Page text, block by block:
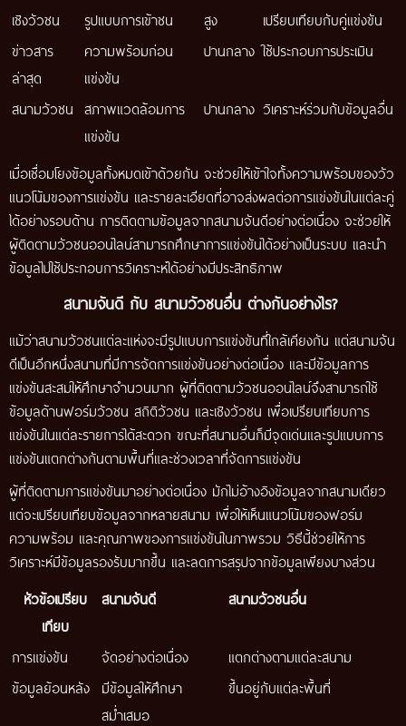
เชิงวัวชน
รูปแบบการเข้าชน สูง
เปรียบเทียบกับคู่แข่งขัน
ข่าวสาร
ล่าสุด
ความพร้อมก่อน
แข่งขัน
ปานกลาง ใช้ประกอบการประเมิน
สนามวัวชน สภาพแวดล้อมการ
แข่งขัน
ปานกลาง วิเคราะห์ร่วมกับข้อมูลอื่น
เมื่อเชื่อมโยงข้อมูลทั้งหมดเข้าด้วยกัน จะช่วยให้เข้าใจทั้งความพร้อมของวัว
แนวโน้มของการแข่งขัน และรายละเอียดที่อาจส่งผลต่อการแข่งขันในแต่ละคู่
ได้อย่างรอบด้าน การติดตามข้อมูลจากสนามจันดีอย่างต่อเนื่อง จะช่วยให้
ผู้ติดตามวัวชนออนไลน์สามารถศึกษาการแข่งขันได้อย่างเป็นระบบ และนำ
ข้อมูลไปใช้ประกอบการวิเคราะห์ได้อย่างมีประสิทธิภาพ
สนามจันดี กับ สนามวัวชนอื่น ต่างกันอย่างไร?
แม้ว่าสนามวัวชนแต่ละแห่งจะมีรูปแบบการแข่งขันที่ใกล้เคียงกัน แต่สนามจัน
ดีเป็นอีกหนึ่งสนามที่มีการจัดการแข่งขันอย่างต่อเนื่อง และมีข้อมูลการ
แข่งขันสะสมให้ศึกษาจำนวนมาก ผู้ที่ติดตามวัวชนออนไลน์จึงสามารถใช้
ข้อมูลด้านฟอร์มวัวชน สถิติวัวชน และเชิงวัวชน เพื่อเปรียบเทียบการ
แข่งขันในแต่ละรายการได้สะดวก ขณะที่สนามอื่นก็มีจุดเด่นและรูปแบบการ
แข่งขันแตกต่างกันตามพื้นที่และช่วงเวลาที่จัดการแข่งขัน
ผู้ที่ติดตามการแข่งขันมาอย่างต่อเนื่อง มักไม่อ้างอิงข้อมูลจากสนามเดียว
แต่จะเปรียบเทียบข้อมูลจากหลายสนาม เพื่อให้เห็นแนวโน้มของฟอร์ม
ความพร้อม และคุณภาพของการแข่งขันในภาพรวม วิธีนี้ช่วยให้การ
วิเคราะห์มีข้อมูลรองรับมากขึ้น และลดการสรุปจากข้อมูลเพียงบางส่วน
หัวข้อเปรียบ
เทียบ
สนามจันดี สนามวัวชนอื่น
การแข่งขัน จัดอย่างต่อเนื่อง
แตกต่างตามแต่ละสนาม
ข้อมูลย้อนหลัง
มีข้อมูลให้ศึกษา
สม่ำเสมอ
ขึ้นอยู่กับแต่ละพื้นที่